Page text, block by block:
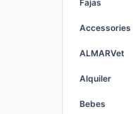
Fajas
Accessories
ALMARVet
Alquiler
Bebes